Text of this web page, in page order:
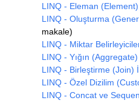
LINQ - Eleman
LINQ - Oluşturma
makale)
LINQ - Miktar
LINQ - Yığın
LINQ - Birleştirme (Join)
LINQ - Özel Dizilim
LINQ - Concat ve